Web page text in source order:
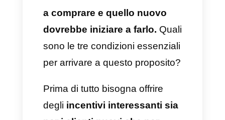
Trovare il modo per incentivare
sia i clienti che i referral e la
questione che preoccupa di più
quando si decide di perseguire
questo obiettivo. Come detto in